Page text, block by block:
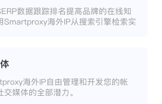
数据跟踪排名提高品牌的在线知
Smartproxy海外IP从搜索引擎检索实
海外IP自由管理和开发您的帐
媒体的全部潜力。